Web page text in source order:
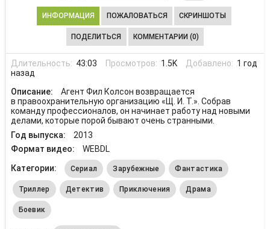
ИНФОРМАЦИЯ ПОЖАЛОВАТЬСЯ СКРИНШОТЫ
ПОДЕЛИТЬСЯ КОММЕНТАРИИ (0)
Длительность: 43:03 Просмотров: 1.5K Добавлено: 1 год
назад
Описание:
Агент Фил Колсон возвращается
в правоохранительную организацию «Щ. И. Т.». Собрав
команду профессионалов, он начинает работу над новыми
делами, которые порой бывают очень странными.
Год выпуска:
2013
Формат видео:
WEBDL
Категории:
Сериал Зарубежные Фантастика
Триллер Детектив Приключения Драма
Боевик